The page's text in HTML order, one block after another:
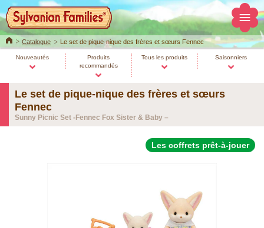
HomeCatalogue Le set de pique-nique des frères et sœurs Fennec
Nouveautés
Produits
recommandés
Tous les produits Saisonniers
Le set de pique-nique des frères et sœurs
Fennec
Sunny Picnic Set -Fennec Fox Sister & Baby –
Les coffrets prêt-à-jouer